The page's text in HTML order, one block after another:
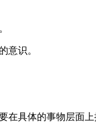
意识。
具体的事物层面上